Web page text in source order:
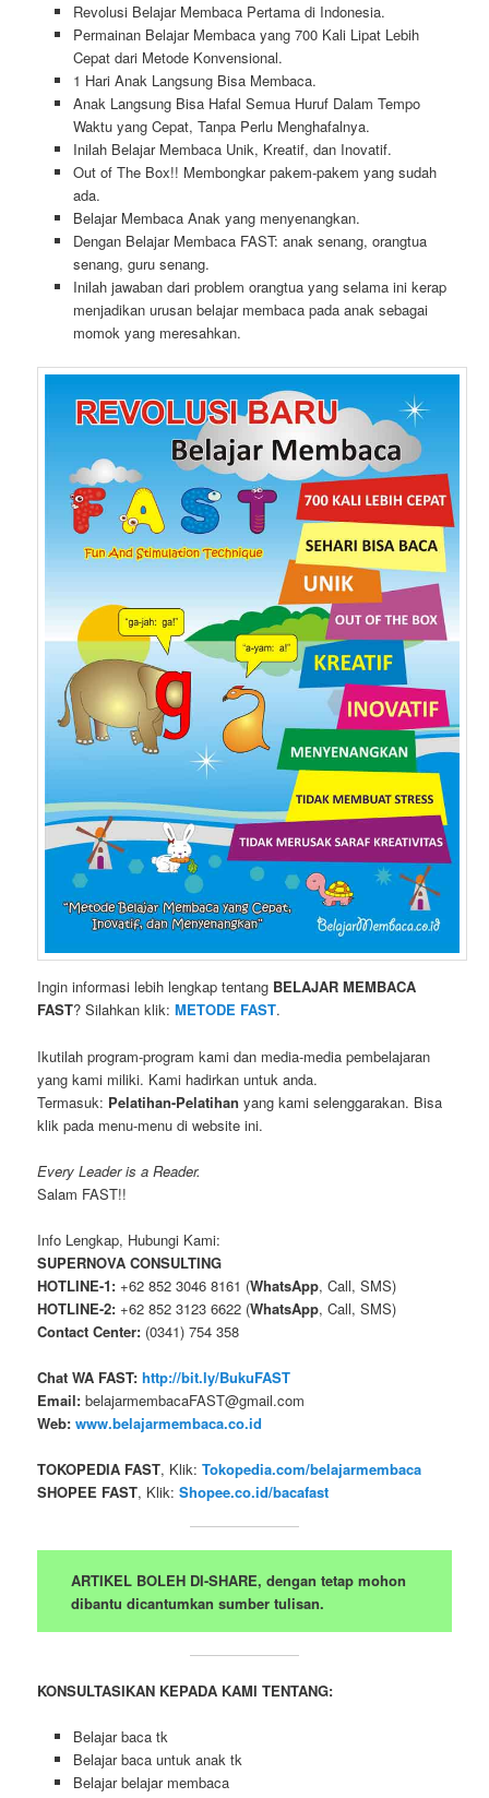
Revolusi Belajar Membaca Pertama di Indonesia.
Permainan Belajar Membaca yang 700 Kali Lipat Lebih
Cepat dari Metode Konvensional.
1 Hari Anak Langsung Bisa Membaca.
Anak Langsung Bisa Hafal Semua Huruf Dalam Tempo
Waktu yang Cepat, Tanpa Perlu Menghafalnya.
Inilah Belajar Membaca Unik, Kreatif, dan Inovatif.
Out of The Box!! Membongkar pakem-pakem yang sudah
ada.
Belajar Membaca Anak yang menyenangkan.
Dengan Belajar Membaca FAST: anak senang, orangtua
senang, guru senang.
Inilah jawaban dari problem orangtua yang selama ini kerap
menjadikan urusan belajar membaca pada anak sebagai
momok yang meresahkan.
Ingin informasi lebih lengkap tentang BELAJAR MEMBACA
FAST? Silahkan klik:METODE FAST.
Ikutilah program-program kami dan media-media pembelajaran
yang kami miliki. Kami hadirkan untuk anda.
Termasuk: Pelatihan-Pelatihan yang kami selenggarakan. Bisa
klik pada menu-menu di website ini.
Every Leader is a Reader.
Salam FAST!!
Info Lengkap, Hubungi Kami:
SUPERNOVA CONSULTING
HOTLINE-1: +62 852 3046 8161 (WhatsApp, Call, SMS)
HOTLINE-2: +62 852 3123 6622 (WhatsApp, Call, SMS)
Contact Center: (0341) 754 358
Chat WA FAST: http://bit.ly/BukuFAST
Email: belajarmembacaFAST@gmail.com
Web: www.belajarmembaca.co.id
TOKOPEDIA FAST, Klik:Tokopedia.com/belajarmembaca
SHOPEE FAST, Klik:Shopee.co.id/bacafast
ARTIKEL BOLEH DI-SHARE, dengan tetap mohon
dibantu dicantumkan sumber tulisan.
KONSULTASIKAN KEPADA KAMI TENTANG:
Belajar baca tk
Belajar baca untuk anak tk
Belajar belajar membaca